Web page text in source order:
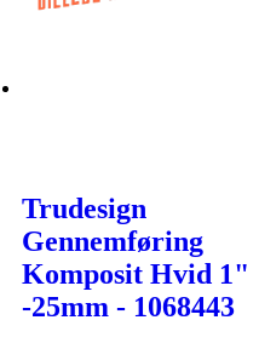
Trudesign
Gennemføring
Komposit Hvid 1"
-25mm - 1068443